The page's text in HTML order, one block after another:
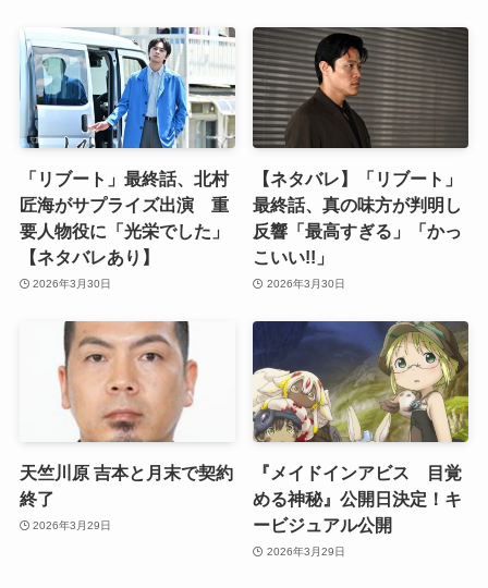
「リブート」最終話、北村
匠海がサプライズ出演 重
要人物役に「光栄でした」
【ネタバレあり】
2026年3月30日
【ネタバレ】「リブート」
最終話、真の味方が判明し
反響「最高すぎる」「かっ
こいい!!」
2026年3月30日
天竺川原 吉本と月末で契約
終了
2026年3月29日
『メイドインアビス 目覚
める神秘』公開日決定！キ
ービジュアル公開
2026年3月29日